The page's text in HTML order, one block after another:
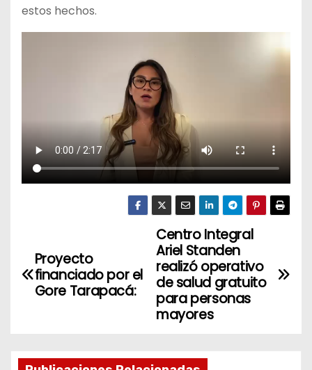
estos hechos.
a
g
Centro Integral
Ariel Standen
realizó operativo
de salud gratuito
para personas
mayores
Proyecto
financiado por el
Gore Tarapacá: